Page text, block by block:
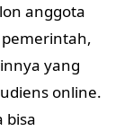
anggota
yang
online.
bisa